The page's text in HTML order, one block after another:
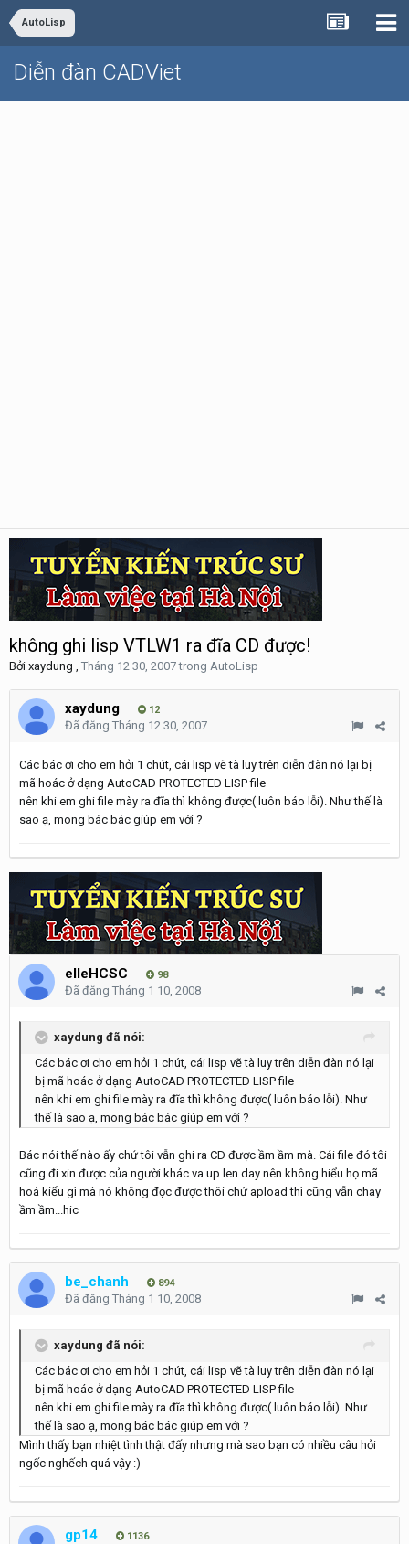
AutoLisp
Diễn đàn CADViet
không ghi lisp VTLW1 ra đĩa CD được!
Bởi xaydung , Tháng 12 30, 2007trong AutoLisp
xaydung 12
Đã đăng Tháng 12 30, 2007
Các bác ơi cho em hỏi 1 chút, cái lisp vẽ tà luy trên diễn đàn nó lại bị
mã hoác ở dạng AutoCAD PROTECTED LISP file
nên khi em ghi file mày ra đĩa thì không được( luôn báo lỗi). Như thế là
sao ạ, mong bác bác giúp em với ?
elleHCSC 98
Đã đăng Tháng 1 10, 2008
xaydung đã nói:
Các bác ơi cho em hỏi 1 chút, cái lisp vẽ tà luy trên diễn đàn nó lại
bị mã hoác ở dạng AutoCAD PROTECTED LISP file
nên khi em ghi file mày ra đĩa thì không được( luôn báo lỗi). Như
thế là sao ạ, mong bác bác giúp em với ?
Bác nói thế nào ấy chứ tôi vẫn ghi ra CD được ầm ầm mà. Cái file đó tôi
cũng đi xin được của người khác va up len day nên không hiểu họ mã
hoá kiểu gì mà nó không đọc được thôi chứ apload thì cũng vẫn chay
ầm ầm...hic
be_chanh 894
Đã đăng Tháng 1 10, 2008
xaydung đã nói:
Các bác ơi cho em hỏi 1 chút, cái lisp vẽ tà luy trên diễn đàn nó lại
bị mã hoác ở dạng AutoCAD PROTECTED LISP file
nên khi em ghi file mày ra đĩa thì không được( luôn báo lỗi). Như
thế là sao ạ, mong bác bác giúp em với ?
Mình thấy bạn nhiệt tình thật đấy nhưng mà sao bạn có nhiều câu hỏi
ngốc nghếch quá vậy :)
gp14 1136